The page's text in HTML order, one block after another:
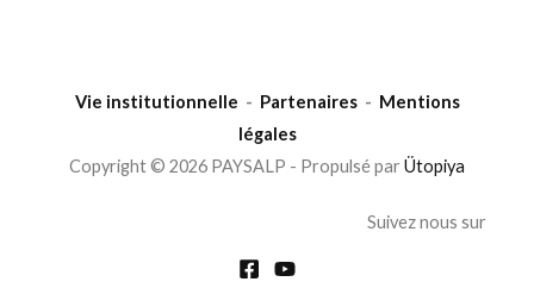
Vie institutionnelle - Partenaires- Mentions
légales
Copyright © 2026 PAYSALP - Propulsé par Ütopiya
Suivez nous sur